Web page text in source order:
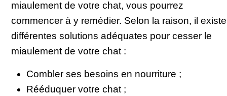
miaulement de votre chat, vous pourrez
commencer à y remédier. Selon la raison, il existe
différentes solutions adéquates pour cesser le
miaulement de votre chat :
Combler ses besoins en nourriture ;
Rééduquer votre chat ;